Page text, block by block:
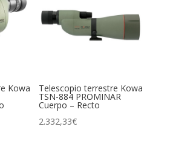
Kowa Telescopio terrestre Kowa
TSN-884 PROMINAR
Cuerpo – Recto
2.332,33€